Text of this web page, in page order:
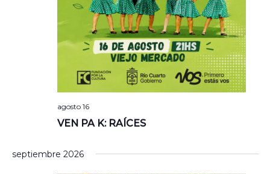
VEN PA K: RAÍCES
agosto 16
septiembre 2026